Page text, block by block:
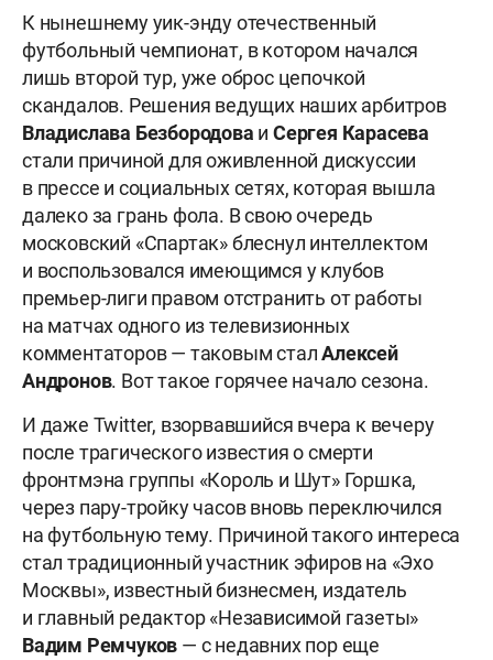
К нынешнему уик-энду отечественный
футбольный чемпионат, в котором начался
лишь второй тур, уже оброс цепочкой
скандалов. Решения ведущих наших арбитров
Владислава Безбородова иСергея Карасева
стали причиной для оживленной дискуссии
в прессе и социальных сетях, которая вышла
далеко за грань фола. В свою очередь
московский «Спартак» блеснул интеллектом
и воспользовался имеющимся у клубов
премьер-лиги правом отстранить от работы
на матчах одного из телевизионных
комментаторов — таковым сталАлексей
Андронов. Вот такое горячее начало сезона.
И даже Twitter, взорвавшийся вчера к вечеру
после трагического известия о смерти
фронтмэна группы «Король и Шут» Горшка,
через пару-тройку часов вновь переключился
на футбольную тему. Причиной такого интереса
стал традиционный участник эфиров на «Эхо
Москвы», известный бизнесмен, издатель
и главный редактор «Независимой газеты»
Вадим Ремчуков — с недавних пор еще